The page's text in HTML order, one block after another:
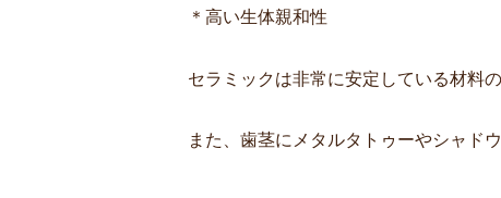
＊高い生体親和性
セラミックは非常に安定している材料
また、歯茎にメタルタトゥーやシャド